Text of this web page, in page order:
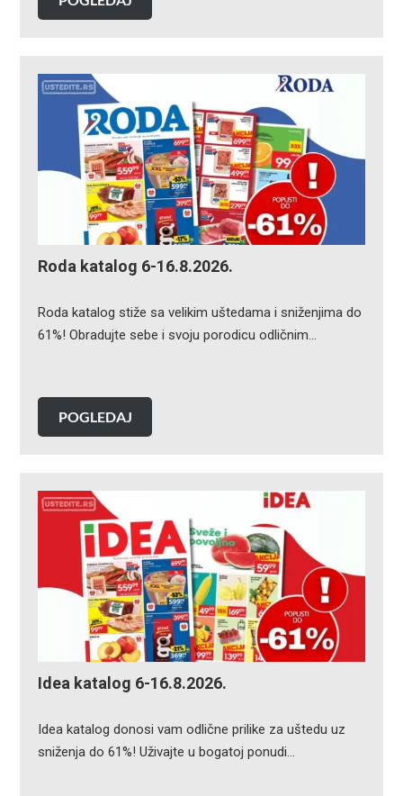
Roda katalog 6-16.8.2026.
Roda katalog stiže sa velikim uštedama i sniženjima do
61%! Obradujte sebe i svoju porodicu odličnim…
POGLEDAJ
Idea katalog 6-16.8.2026.
Idea katalog donosi vam odlične prilike za uštedu uz
sniženja do 61%! Uživajte u bogatoj ponudi…